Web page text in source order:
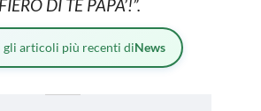
DI TE PAPA’!”.
gli articoli più recenti diNews